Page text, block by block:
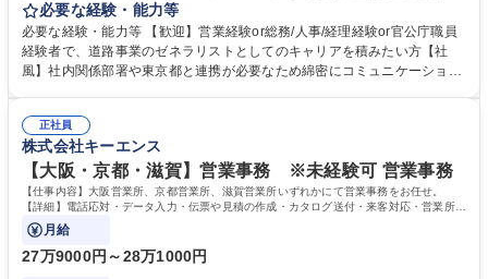
等のフロント部門の部署等幅広い部署での業務をお任せいたします。研修
制度やキャリア支援が充実しております！ ※下記業務詳細 【業務詳細】■
管理部門：広報、人事、経理など当公社の運営に係る管理業務 ■収益部
門：駐車場の新規開拓、管理運営、新宿駅西口広場の「イベントコーナ
道路施設や道路工事現場の見学ツアー事業 ※入社後は上記いずれかの部門
へ配属。※業務内容変更の範囲：会社の定める業務 募集職種 【都庁グル
ープ】総合職（事務）◇残業月平均9時間未満／有給年平均16日取得
必要な経験・能力等
必要な経験・能力等 【歓迎】営業経験or総務/人事/経理経験or官公庁職員
経験者で、道路事業のゼネラリストとしてのキャリアを積みたい方【社
風】社内関係部署や東京都と連携が必要なため綿密にコミュニケーション
部門など多岐に渡る業務を経験できます。 ■様々なプロジェクト：駐車場
事業の他、新宿駅西口広場内に設置された照明を兼ねた広告「ブライトサ
イン」の管理運営を行うなど、事業収益を生み出す活動を積極的に行って
います。 学歴・資格 学歴：大学院 大学 高専 短大 専修学校 高校 語学力：
資格：
正社員
株式会社キーエンス
【大阪・京都・滋賀】営業事務 ※未経験可 営業事務
【仕事内容】大阪営業所、京都営業所、滋賀営業所いずれかにて営業事務をお任せ。
【詳細】電話応対・データ入力・伝票や見積の作成・カタログ送付・来客対応・営業所内
で発生する事務業務や業務改善をお任せ。
月給
27万9000円～28万1000円